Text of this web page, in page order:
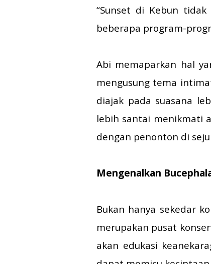
“Sunset di Kebun
beberapa program-
Abi memaparkan hal
mengusung tema
diajak pada suasana
lebih santai menikmati
dengan penonton di
Mengenalkan
Bukan hanya sekedar
merupakan pusat
akan edukasi